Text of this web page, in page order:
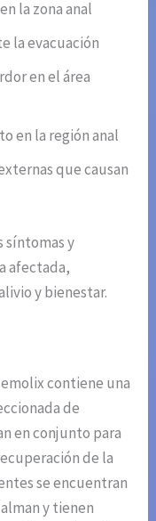
la zona anal
la evacuación
en el área
en la región anal
que causan
síntomas y
afectada,
y bienestar.
contiene una
de
en conjunto para
de la
se encuentran
y tienen